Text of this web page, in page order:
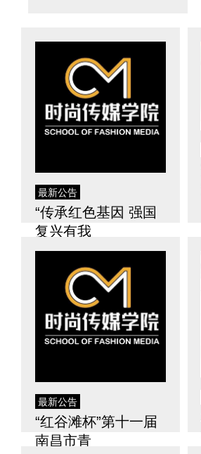
最新公告
“传承红色基因 强国
复兴有我
最新公告
“红谷滩杯”第十一届
南昌市青